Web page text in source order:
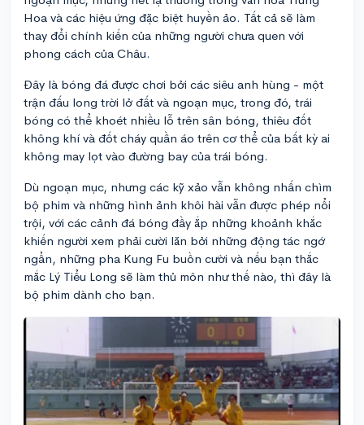
Hoa và các hiệu ứng đặc biệt huyền ảo. Tất cả sẽ làm
thay đổi chính kiến của những người chưa quen với
phong cách của Châu.
Đây là bóng đá được chơi bởi các siêu anh hùng - một
trận đấu long trời lở đất và ngoạn mục, trong đó, trái
bóng có thể khoét nhiều lỗ trên sân bóng, thiêu đốt
không khí và đốt cháy quần áo trên cơ thể của bất kỳ ai
không may lọt vào đường bay của trái bóng.
Dù ngoạn mục, nhưng các kỹ xảo vẫn không nhấn chìm
bộ phim và những hình ảnh khôi hài vẫn được phép nổi
trội, với các cảnh đá bóng đầy ắp những khoảnh khắc
khiến người xem phải cười lăn bởi những động tác ngớ
ngẩn, những pha Kung Fu buồn cười và nếu bạn thắc
mắc Lý Tiểu Long sẽ làm thủ môn như thế nào, thì đây là
bộ phim dành cho bạn.